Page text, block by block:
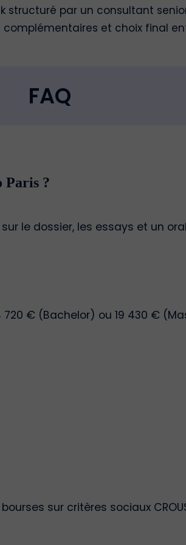
structuré par un consultant
complémentaires et choix final
FAQ
Paris ?
le dossier, les essays et un
€ (Bachelor) ou 19 430 €
sur critères sociaux